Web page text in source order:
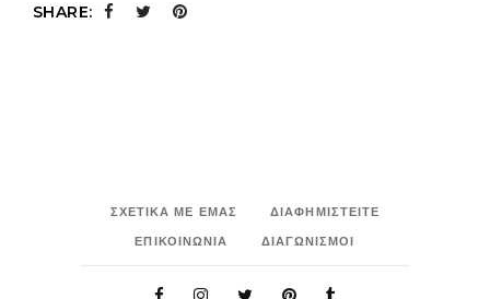
SHARE:
ΣΧΕΤΙΚΑ ΜΕ ΕΜΑΣ
ΔΙΑΦΗΜΙΣΤΕΙΤΕ
ΕΠΙΚΟΙΝΩΝΙΑ
ΔΙΑΓΩΝΙΣΜΟΙ